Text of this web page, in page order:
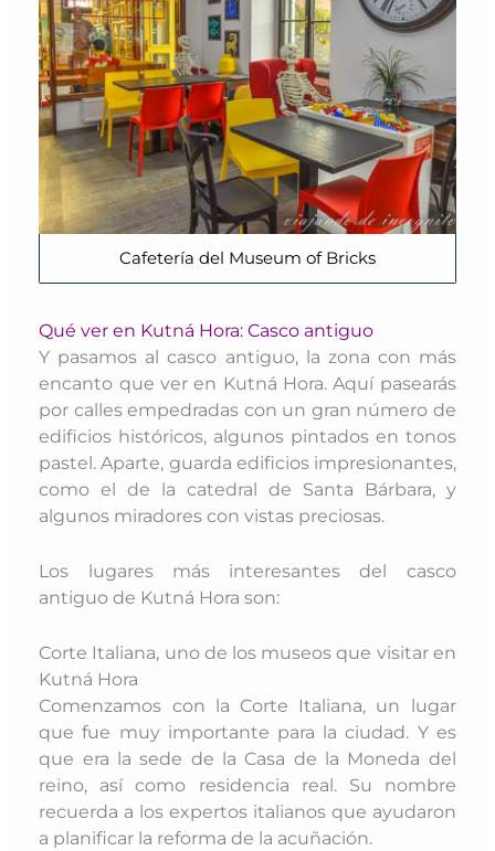
Cafetería del Museum of Bricks
Qué ver en Kutná Hora: Casco antiguo
Y pasamos al casco antiguo, la zona con más
encanto que ver en Kutná Hora. Aquí pasearás
por calles empedradas con un gran número de
edificios históricos, algunos pintados en tonos
pastel. Aparte, guarda edificios impresionantes,
como el de la catedral de Santa Bárbara, y
algunos miradores con vistas preciosas.
Los lugares más interesantes del casco
antiguo de Kutná Hora son:
Corte Italiana, uno de los museos que visitar en
Kutná Hora
Comenzamos con la Corte Italiana, un lugar
que fue muy importante para la ciudad. Y es
que era la sede de la Casa de la Moneda del
reino, así como residencia real. Su nombre
recuerda a los expertos italianos que ayudaron
a planificar la reforma de la acuñación.